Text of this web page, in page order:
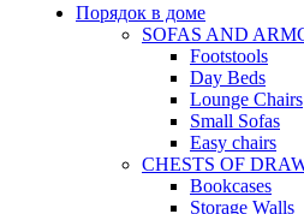
Порядок в доме
SOFAS AND
Footstools
Day Beds
Lounge Chairs
Small Sofas
Easy chairs
CHESTS OF
Bookcases
Storage Walls